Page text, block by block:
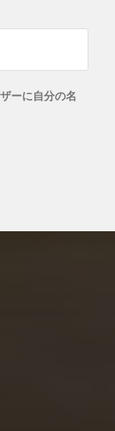
ーに自分の名